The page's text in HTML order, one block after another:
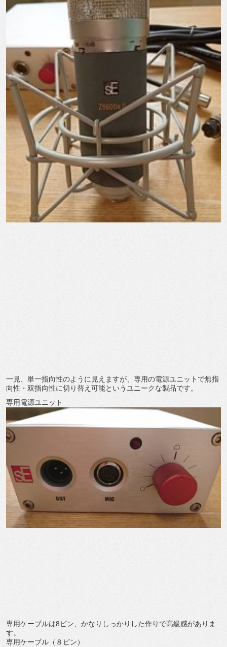
一見、単一指向性のように見えますが、専用の電源ユニットで無指
向性・双指向性に切り替え可能というユニークな製品です。
専用電源ユニット
専用ケーブルは8ピン、かなりしっかりした作りで高級感がありま
す。
専用ケーブル（８ピン）